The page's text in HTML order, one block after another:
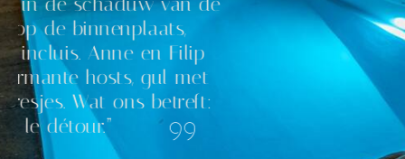
Anne en Filip
hosts, gul met
ons betreft:
NINA